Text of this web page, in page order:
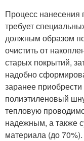
Процесс нанесения
требует
должным образом
очистить от
старых покрытий,
надобно
заранее
полиэтиленовый
тепловую
надежным, а также
материала (до 70%).